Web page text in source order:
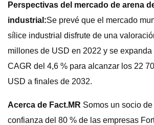
Perspectivas del mercado de arena
industrial:Se prevé que el mercado
sílice industrial disfrute de una
millones de USD en 2022 y se expanda
CAGR del 4,6 % para alcanzar los 22
USD a finales de 2032.
Acerca de Fact.MR Somos un socio
confianza del 80 % de las empresas